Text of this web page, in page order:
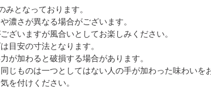
となっております。
濃さが異なる場合がございます。
ざいますが風合いとしてお楽しみください。
目安の寸法となります。
が加わると破損する場合があります。
じものは一つとしてはない人の手が加わった味わいを
を付けください。